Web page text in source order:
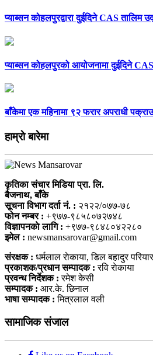
प्याब्सन कोहलपुरद्वारा दुईदिने CAS तालिम
प्याब्सन कोहलपुरको आयोजनामा दुईदिने
बाँकेमा एक महिनामा ९२ फरार अपराधी पक्राउ
हाम्राे बारेमा
कृतिका संचार मिडिया प्रा. लि.
बैजनाथ, बाँके
सूचना विभाग दर्ता नं. : २१२२/०७७-७८
फोन नम्बर : +९७७-९८५८०७२७४८
विज्ञापनकाे लागि : +९७७-९८४८०४२२८०
इमेल : newsmansarovar@gmail.com
संरक्षक : धर्मलाल राेकाया, डिल बहादुर परियार
प्रकाशक/प्रधान सम्पादक : रवि राेकाया
प्रवन्ध निर्देशक : रमेश केसी
सम्पादक : आर.के. छिनाल
भाषा सम्पादक : मित्रलाल वली
सामाजिक संजाल